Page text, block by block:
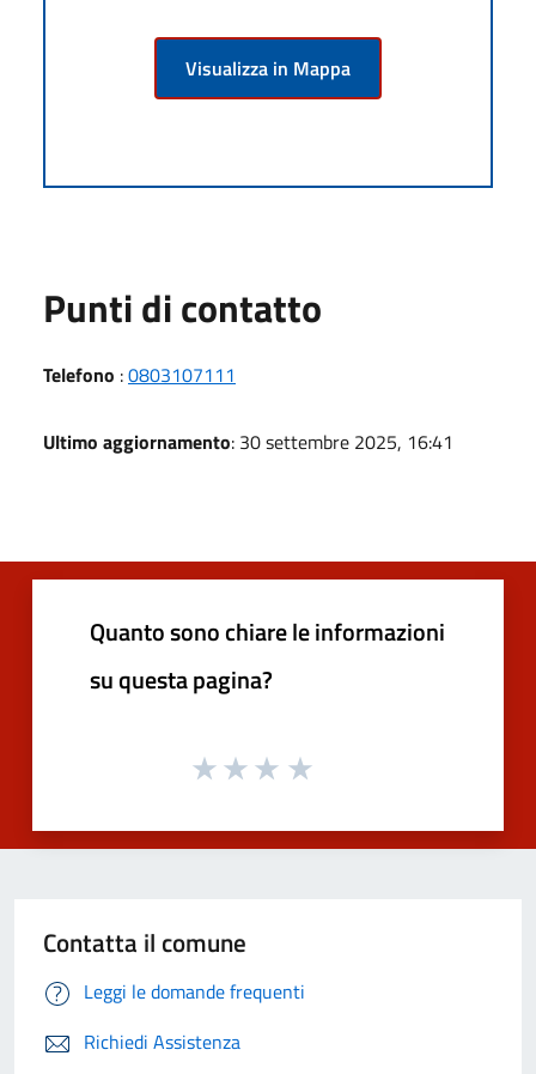
Visualizza in Mappa
Punti di contatto
Telefono :0803107111
Ultimo aggiornamento: 30 settembre 2025, 16:41
Quanto sono chiare le informazioni
su questa pagina?
Contatta il comune
Leggi le domande frequenti
Richiedi Assistenza